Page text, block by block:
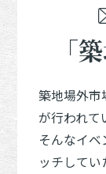
「
築地場外市
が行われて
そんなイ
ッチして